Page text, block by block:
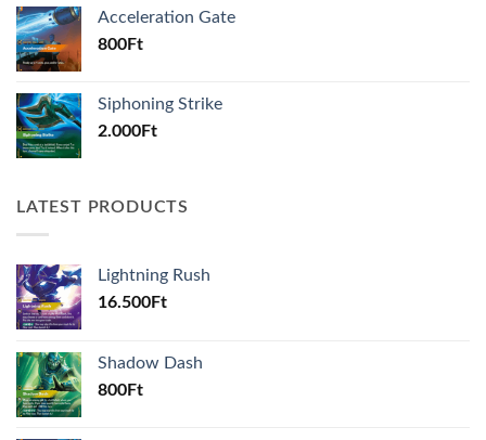
Acceleration Gate
800Ft
Siphoning Strike
2.000Ft
LATEST PRODUCTS
Lightning Rush
16.500Ft
Shadow Dash
800Ft